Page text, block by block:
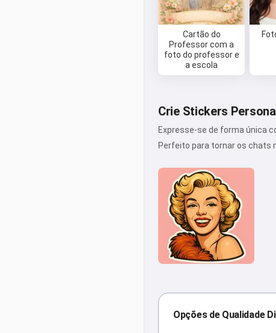
Cartão do
Professor com a
foto do professor e
a escola
Crie Stickers
Expresse-se de forma única
Perfeito para tornar os chats
Opções de Qualidade